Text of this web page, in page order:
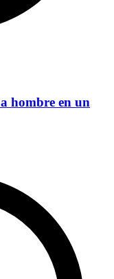
hombre en un